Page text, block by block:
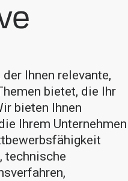
Ihnen relevante,
bietet, die Ihr
bieten Ihnen
Ihrem Unternehmen
technische